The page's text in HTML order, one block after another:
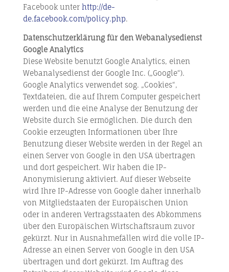
Facebook unter http://de-
de.facebook.com/policy.php.
Datenschutzerklärung für den Webanalysedienst
Google Analytics
Diese Website benutzt Google Analytics, einen
Webanalysedienst der Google Inc. („Google“).
Google Analytics verwendet sog. „Cookies“,
Textdateien, die auf Ihrem Computer gespeichert
werden und die eine Analyse der Benutzung der
Website durch Sie ermöglichen. Die durch den
Cookie erzeugten Informationen über Ihre
Benutzung dieser Website werden in der Regel an
einen Server von Google in den USA übertragen
und dort gespeichert. Wir haben die IP-
Anonymisierung aktiviert. Auf dieser Webseite
wird Ihre IP-Adresse von Google daher innerhalb
von Mitgliedstaaten der Europäischen Union
oder in anderen Vertragsstaaten des Abkommens
über den Europäischen Wirtschaftsraum zuvor
gekürzt. Nur in Ausnahmefällen wird die volle IP-
Adresse an einen Server von Google in den USA
übertragen und dort gekürzt. Im Auftrag des